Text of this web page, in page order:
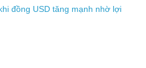
đồng USD tăng mạnh nhờ lợi